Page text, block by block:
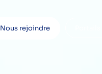
Nous rejoindre